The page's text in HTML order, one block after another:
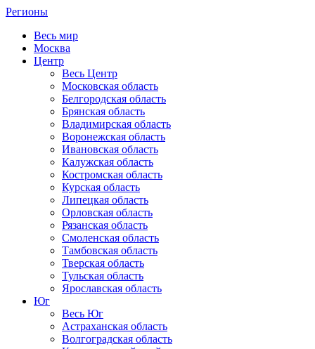
Регионы
Весь мир
Москва
Центр
Весь Центр
Московская область
Белгородская область
Брянская область
Владимирская область
Воронежская область
Ивановская область
Калужская область
Костромская область
Курская область
Липецкая область
Орловская область
Рязанская область
Смоленская область
Тамбовская область
Тверская область
Тульская область
Ярославская область
Юг
Весь Юг
Астраханская область
Волгоградская область